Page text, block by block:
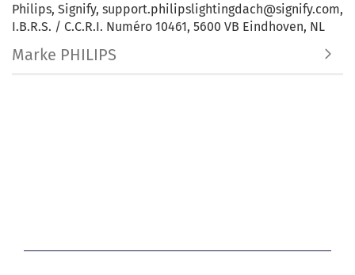
Philips, Signify, support.philipslightingdach@signify.com,
I.B.R.S. / C.C.R.I. Numéro 10461, 5600 VB Eindhoven, NL
Marke PHILIPS